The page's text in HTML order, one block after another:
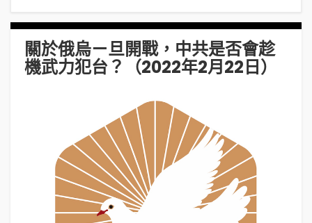
關於俄烏ㄧ旦開戰，中共是否會趁
機武力犯台？（2022年2月22日）